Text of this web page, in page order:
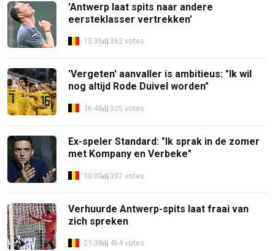
'Antwerp laat spits naar andere
eersteklasser vertrekken'
13:36 362 votes
'Vergeten' aanvaller is ambitieus: "Ik wil
nog altijd Rode Duivel worden"
16:48 325 votes
Ex-speler Standard: "Ik sprak in de zomer
met Kompany en Verbeke"
10:00 397 votes
Verhuurde Antwerp-spits laat fraai van
zich spreken
21:38 464 votes